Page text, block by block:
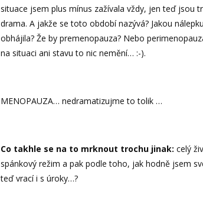
situace jsem plus mínus zažívala vždy, jen teď jsou
drama. A jakže se toto období nazývá? Jakou
obhájila? Že by premenopauza? Nebo
na situaci ani stavu to nic nemění… :-).
MENOPAUZA… nedramatizujme to tolik …
Co takhle se na to mrknout trochu jinak: celý
spánkový režim a pak podle toho, jak hodně jsem
teď vrací i s úroky…?